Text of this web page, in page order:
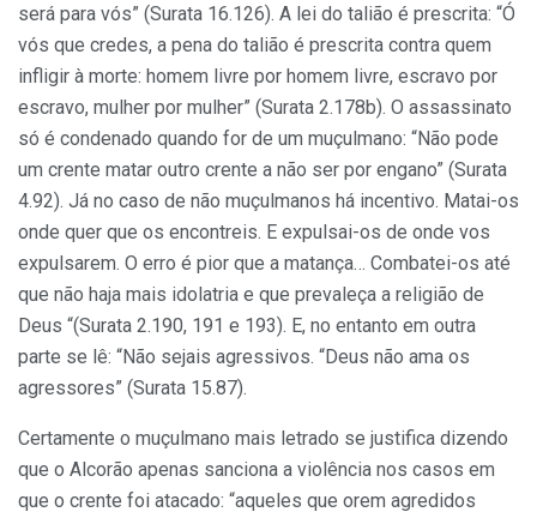
será para vós” (Surata 16.126). A lei do talião é prescrita: “Ó
vós que credes, a pena do talião é prescrita contra quem
infligir à morte: homem livre por homem livre, escravo por
escravo, mulher por mulher” (Surata 2.178b). O assassinato
só é condenado quando for de um muçulmano: “Não pode
um crente matar outro crente a não ser por engano” (Surata
4.92). Já no caso de não muçulmanos há incentivo. Matai-os
onde quer que os encontreis. E expulsai-os de onde vos
expulsarem. O erro é pior que a matança… Combatei-os até
que não haja mais idolatria e que prevaleça a religião de
Deus “(Surata 2.190, 191 e 193). E, no entanto em outra
parte se lê: “Não sejais agressivos. “Deus não ama os
agressores” (Surata 15.87).
Certamente o muçulmano mais letrado se justifica dizendo
que o Alcorão apenas sanciona a violência nos casos em
que o crente foi atacado: “aqueles que orem agredidos